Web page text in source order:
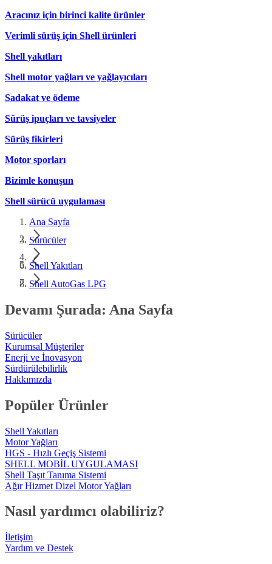
Aracınız için birinci kalite ürünler
Verimli sürüş için Shell ürünleri
Shell yakıtları
Shell motor yağları ve yağlayıcıları
Sadakat ve ödeme
Sürüş ipuçları ve tavsiyeler
Sürüş fikirleri
Motor sporları
Bizimle konuşun
Shell sürücü uygulaması
Ana Sayfa
Sürücüler
Shell Yakıtları
Shell AutoGas LPG
Devamı Şurada: Ana Sayfa
Sürücüler
Kurumsal Müşteriler
Enerji ve İnovasyon
Sürdürülebilirlik
Hakkımızda
Popüler Ürünler
Shell Yakıtları
Motor Yağları
HGS - Hızlı Geçiş Sistemi
SHELL MOBİL UYGULAMASI
Shell Taşıt Tanıma Sistemi
Ağır Hizmet Dizel Motor Yağları
Nasıl yardımcı olabiliriz?
İletişim
Yardım ve Destek